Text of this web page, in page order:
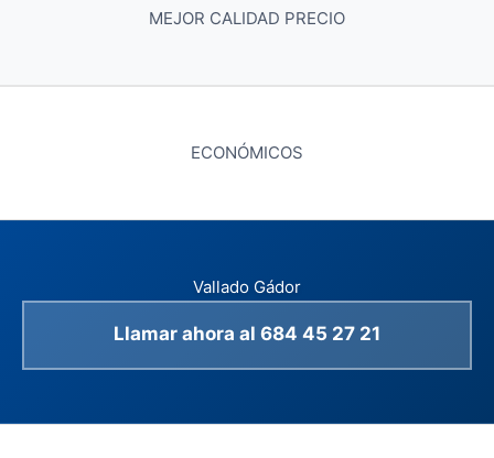
MEJOR CALIDAD PRECIO
ECONÓMICOS
Vallado Gádor
Llamar ahora al 684 45 27 21